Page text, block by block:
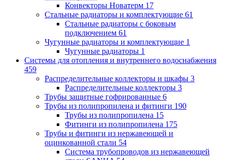
Конвекторы Новатерм 17
Стальные радиаторы и комплектующие 61
Стальные радиаторы с боковым
подключением 61
Чугунные радиаторы и комплектующие 1
Чугунные радиаторы 1
Системы для отопления и внутреннего водоснабжения
459
Распределительные коллекторы и шкафы 3
Распределительные коллекторы 3
Трубы защитные гофрированные 6
Трубы из полипропилена и фитинги 190
Трубы из полипропилена 15
Фитинги из полипропилена 175
Трубы и фитинги из нержавеющей и
оцинкованной стали 54
Система трубопроводов из нержавеющей